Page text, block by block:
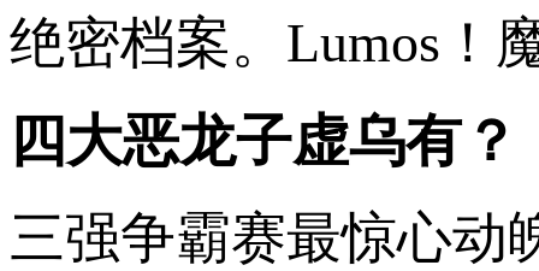
绝密档案。Lumos！
四大恶龙子虚乌有？
三强争霸赛最惊心动